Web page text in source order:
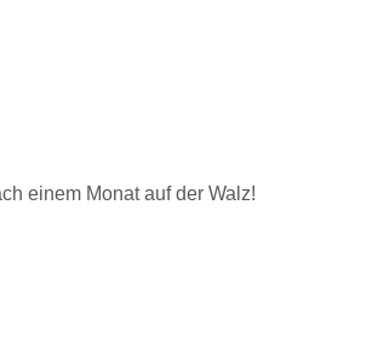
einem Monat auf der Walz!